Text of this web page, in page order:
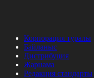
Корпорация туралы
Байланыс
Дистрибуция
Жарнама
Редакция стандарты